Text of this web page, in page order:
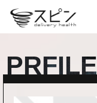
PRFILE